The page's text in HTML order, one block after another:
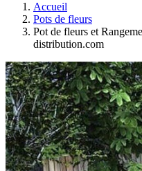
Accueil
Pots de fleurs
Pot de fleurs et
distribution.com